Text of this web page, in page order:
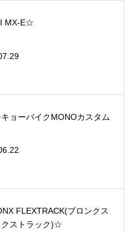
MX-E☆
ョーバイクMONOカスタム
FLEXTRACK(ブロンクス
クストラック)☆